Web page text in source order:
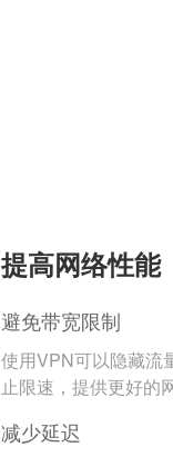
提高网络性能
避免带宽限制
使用VPN可以隐藏流
止限速，提供更好的
减少延迟